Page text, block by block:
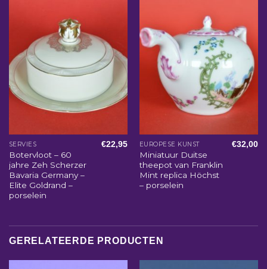
SERVIES
Botervloot – 60
jahre Zeh Scherzer
Bavaria Germany –
Elite Goldrand –
porselein
€22,95 EUROPESE KUNST
Miniatuur Duitse
theepot van Franklin
Mint replica Höchst
– porselein
€32,00
GERELATEERDE PRODUCTEN